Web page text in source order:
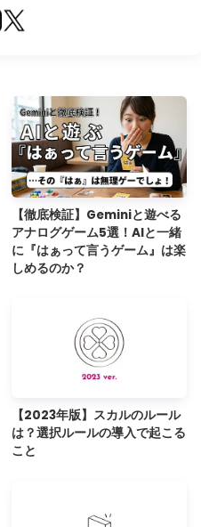
【徹底検証】Geminiと遊べる
アナログゲーム5選！AIと一緒
に『はぁって言うゲーム』は楽
しめるのか？
【2023年版】スカルのルール
は？選択ルールの導入で起こる
こと